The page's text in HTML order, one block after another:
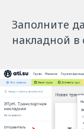
Заполните
накладной в